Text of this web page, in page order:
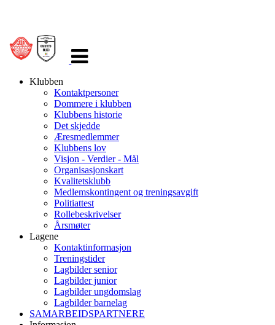
navigasjon
Klubben
Kontaktpersoner
Dommere i klubben
Klubbens historie
Det skjedde
Æresmedlemmer
Klubbens lov
Visjon - Verdier - Mål
Organisasjonskart
Kvalitetsklubb
Medlemskontingent og treningsavgift
Politiattest
Rollebeskrivelser
Årsmøter
Lagene
Kontaktinformasjon
Treningstider
Lagbilder senior
Lagbilder junior
Lagbilder ungdomslag
Lagbilder barnelag
SAMARBEIDSPARTNERE